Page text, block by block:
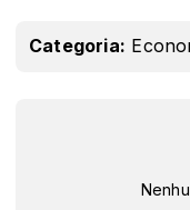
Categoria: